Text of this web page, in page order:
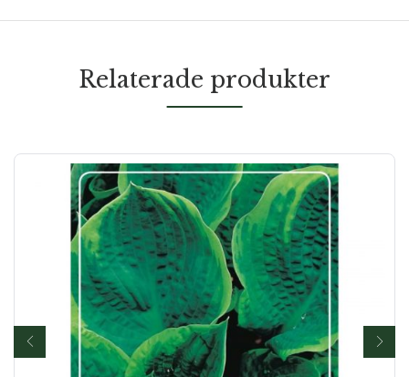
Relaterade produkter